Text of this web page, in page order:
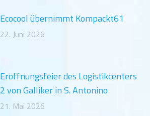
Ecocool übernimmt Kompackt61
22. Juni 2026
Eröffnungsfeier des Logistikcenters
2 von Galliker in S. Antonino
21. Mai 2026